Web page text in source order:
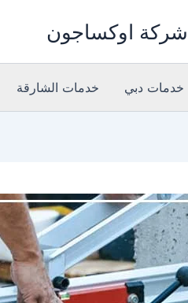
شركة اوكساجون
خدمات دبي خدمات الشارقة